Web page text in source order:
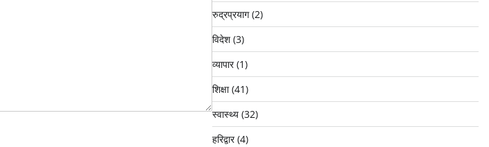
रुद्रप्रयाग(2)
विदेश(3)
व्यापार(1)
शिक्षा(41)
स्वास्थ्य(32)
हरिद्वार(4)